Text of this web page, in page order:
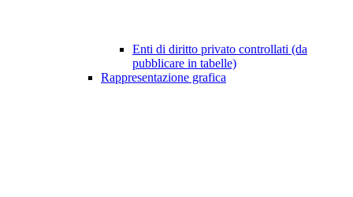
Enti di diritto privato controllati (da
pubblicare in tabelle)
Rappresentazione grafica